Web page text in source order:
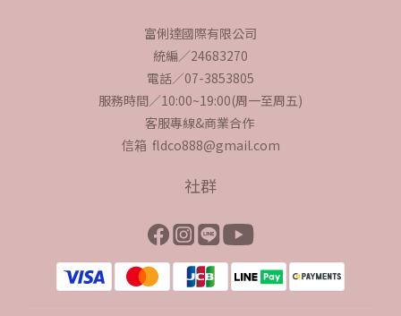
富俐達國際有限公司
統編／24683270
電話／07-3853805
服務時間／10:00~19:00(周一至周五)
客服專線&商業合作
信箱 fldco888@gmail.com
社群